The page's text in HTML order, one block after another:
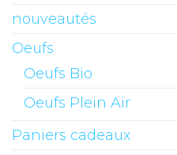
nouveautés
Oeufs
Oeufs Bio
Oeufs Plein Air
Paniers cadeaux